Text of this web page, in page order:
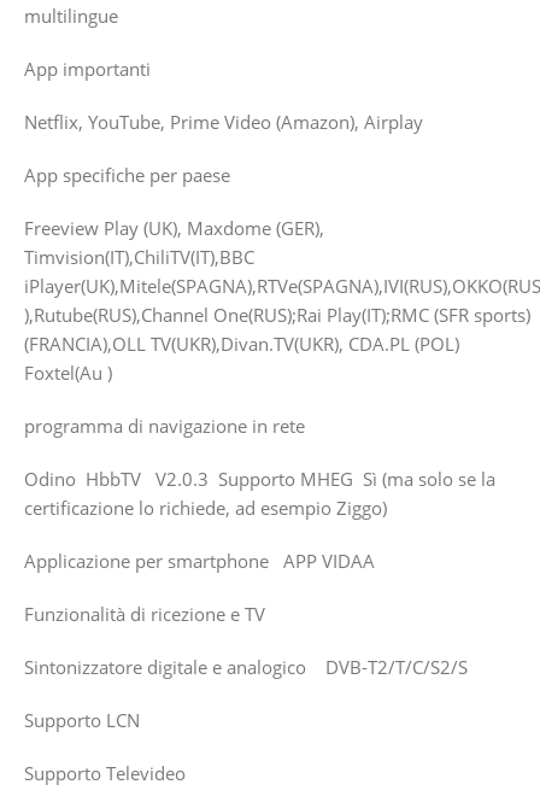
multilingue
App importanti
Netflix, YouTube, Prime Video (Amazon), Airplay
App specifiche per paese
Freeview Play (UK), Maxdome (GER),
Timvision(IT),ChiliTV(IT),BBC
),Rutube(RUS),Channel One(RUS);Rai Play(IT);RMC (SFR sports)
(FRANCIA),OLL TV(UKR),Divan.TV(UKR), CDA.PL (POL)
Foxtel(Au )
programma di navigazione in rete
Odino HbbTV V2.0.3 Supporto MHEG Sì (ma solo se la
certificazione lo richiede, ad esempio Ziggo)
Applicazione per smartphone APP VIDAA
Funzionalità di ricezione e TV
Sintonizzatore digitale e analogico DVB-T2/T/C/S2/S
Supporto LCN
Supporto Televideo